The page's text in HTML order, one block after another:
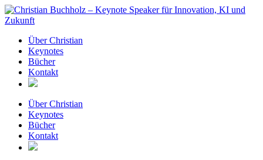
Zum
Inhalt
Über Christian
Keynotes
Bücher
Kontakt
Über Christian
Keynotes
Bücher
Kontakt